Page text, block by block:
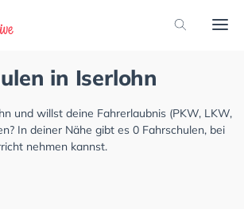
in Iserlohn
und willst deine Fahrerlaubnis (PKW, LKW,
In deiner Nähe gibt es 0 Fahrschulen, bei
nehmen kannst.